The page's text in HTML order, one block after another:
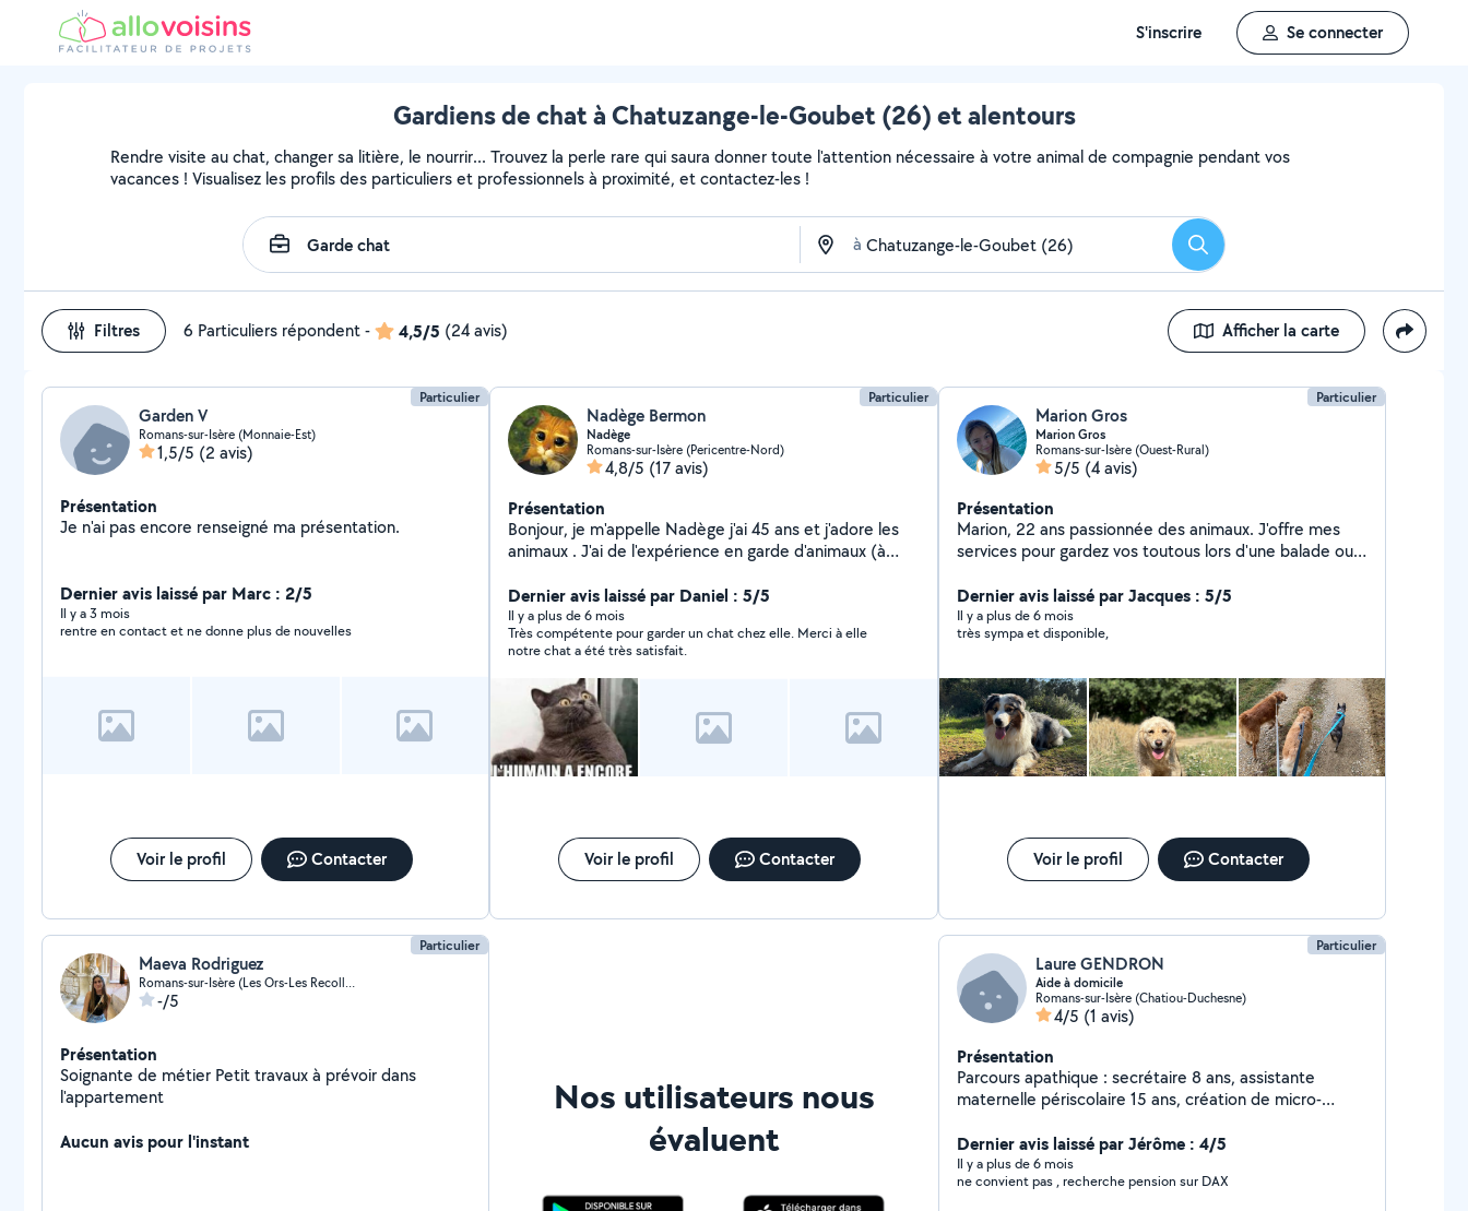
S'inscrire Se connecter
Gardiens de chat à Chatuzange-le-Goubet (26) et alentours
Rendre visite au chat, changer sa litière, le nourrir... Trouvez la perle rare qui saura donner toute l'attention nécessaire à votre animal de compagnie pendant vos
vacances ! Visualisez les profils des particuliers et professionnels à proximité, et contactez-les !
à Rechercher
Filtres 6 Particuliers répondent- 4,5/5 (24 avis) Afficher la carte
Particulier
Garden V
Romans-sur-Isère (Monnaie-Est)
1,5/5 (2 avis)
Présentation
Je n'ai pas encore renseigné ma présentation.
Dernier avis laissé par Marc : 2/5
Il y a 3 mois
rentre en contact et ne donne plus de nouvelles
Voir le profil Contacter
Particulier
Nadège Bermon
Nadège
Romans-sur-Isère (Pericentre-Nord)
4,8/5 (17 avis)
Présentation
Bonjour, je m'appelle Nadège j'ai 45 ans et j'adore les
animaux . J'ai de l'expérience en garde d'animaux (à
câliner, brosser, nettoyer les litières, sortir votre
compagnon, pendant votre travail ou vos absences,
nourrir vos poissons, ou votre lapin et arroser vos
plantes, mes enfants sont souvent avec moi et ravis de
jouer et câliner vos boules de poils ou d'écailles. J'ai
plusieurs recommandations, sur différentes espèces
d'animaux, chien, chat, lapin, poisson.... N'hésitez pas si
vous voulez plus d'informations, belle journée
Dernier avis laissé par Daniel : 5/5
Il y a plus de 6 mois
Très compétente pour garder un chat chez elle. Merci à elle
notre chat a été très satisfait.
Voir le profil Contacter
Particulier
Marion Gros
Marion Gros
Romans-sur-Isère (Ouest-Rural)
5/5 (4 avis)
Présentation
Marion, 22 ans passionnée des animaux. J'offre mes
services pour gardez vos toutous lors d'une balade ou à
m'envoyez un message pour plus d'infos
Dernier avis laissé par Jacques : 5/5
Il y a plus de 6 mois
très sympa et disponible,
Voir le profil Contacter
Particulier
Maeva Rodriguez
Romans-sur-Isère (Les Ors-Les Recollets)
-/5
Présentation
Soignante de métier Petit travaux à prévoir dans
l'appartement
Aucun avis pour l'instant
Nos utilisateurs nous
évaluent
Particulier
Laure GENDRON
Aide à domicile
Romans-sur-Isère (Chatiou-Duchesne)
4/5 (1 avis)
Présentation
Parcours apathique : secrétaire 8 ans, assistante
maternelle périscolaire 15 ans, création de micro-
retoucherie 15 ans et accompagnement en ESAT d'une
Dernier avis laissé par Jérôme : 4/5
Il y a plus de 6 mois
ne convient pas , recherche pension sur DAX